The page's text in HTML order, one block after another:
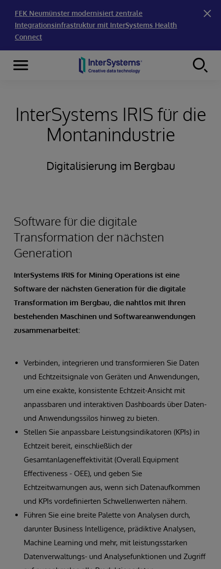
FEK Neumünster modernisiert zentrale
Integrationsinfrastruktur mit InterSystems Health
Connect
Skip to content
Menu
InterSystems IRIS für die
Montanindustrie
Digitalisierung im Bergbau
Software für die digitale
Transformation der nächsten
Generation
InterSystems IRIS for Mining Operations ist eine
Software der nächsten Generation für die digitale
Transformation im Bergbau, die nahtlos mit Ihren
bestehenden Maschinen und Softwareanwendungen
zusammenarbeitet:
Verbinden, integrieren und transformieren Sie Daten
und Echtzeitsignale von Geräten und Anwendungen,
um eine exakte, konsistente Echtzeit-Ansicht mit
anpassbaren und interaktiven Dashboards über Daten-
und Anwendungssilos hinweg zu bieten.
Stellen Sie anpassbare Leistungsindikatoren (KPIs) in
Echtzeit bereit, einschließlich der
Gesamtanlageneffektivität (Overall Equipment
Effectiveness - OEE), und geben Sie
Echtzeitwarnungen aus, wenn sich Datenaufkommen
und KPIs vordefinierten Schwellenwerten nähern.
Führen Sie eine breite Palette von Analysen durch,
darunter Business Intelligence, prädiktive Analysen,
Machine Learning und mehr, mit leistungsstarken
Datenverwaltungs- und Analysefunktionen und Zugriff